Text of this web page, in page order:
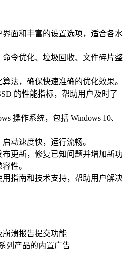
面和丰富的设置选项，适合各水
令优化、垃圾回收、文件碎片整
法，确保快速准确的优化效果。
的性能指标，帮助用户及时了
操作系统，包括 Windows 10、
动速度快，运行流畅。
更新，修复已知问题并增加新功
性。
指南和技术支持，帮助用户解决
溃报告提交功能
列产品的内置广告